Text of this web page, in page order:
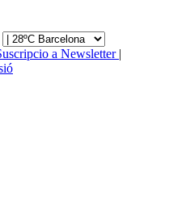
|